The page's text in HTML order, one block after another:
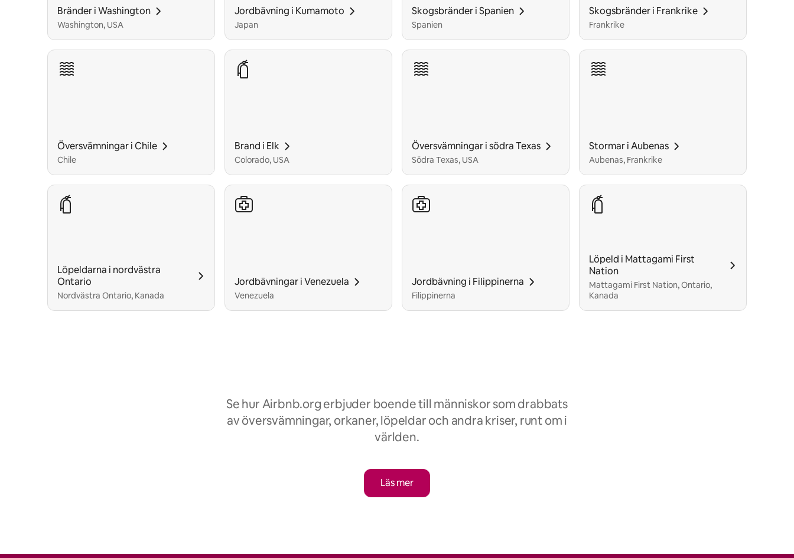
Bränder i Washington
Washington, USA
Jordbävning i Kumamoto
Japan
Skogsbränder i Spanien
Spanien
Skogsbränder i Frankrike
Frankrike
Översvämningar i Chile
Chile
Brand i Elk
Colorado, USA
Översvämningar i södra Texas
Södra Texas, USA
Stormar i Aubenas
Aubenas, Frankrike
Löpeldarna i nordvästra
Ontario
Nordvästra Ontario, Kanada
Jordbävningar i Venezuela
Venezuela
Jordbävning i Filippinerna
Filippinerna
Löpeld i Mattagami First
Nation
Mattagami First Nation, Ontario,
Kanada
Se hur Airbnb.org erbjuder boende till människor som drabbats
av översvämningar, orkaner, löpeldar och andra kriser, runt om i
världen.
Läs mer